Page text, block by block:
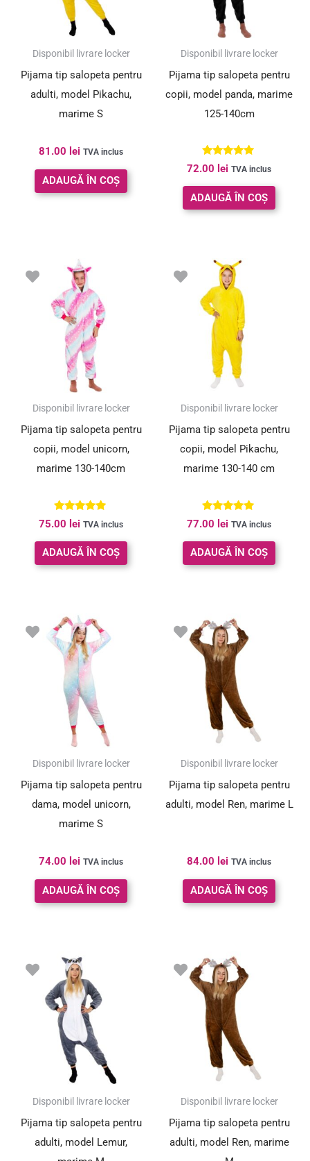
Disponibil livrare locker
Pijama tip salopeta pentru
adulti, model Pikachu,
marime S
81.00 lei TVA inclus
ADAUGĂ ÎN COȘ
Disponibil livrare locker
Pijama tip salopeta pentru
copii, model panda, marime
125-140cm
Evaluat la
5.00
din 5
72.00 lei TVA inclus
ADAUGĂ ÎN COȘ
Disponibil livrare locker
Pijama tip salopeta pentru
copii, model unicorn,
marime 130-140cm
Evaluat la
5.00
din 5
75.00 lei TVA inclus
ADAUGĂ ÎN COȘ
Disponibil livrare locker
Pijama tip salopeta pentru
copii, model Pikachu,
marime 130-140 cm
Evaluat la
5.00
din 5
77.00 lei TVA inclus
ADAUGĂ ÎN COȘ
Disponibil livrare locker
Pijama tip salopeta pentru
dama, model unicorn,
marime S
74.00 lei TVA inclus
ADAUGĂ ÎN COȘ
Disponibil livrare locker
Pijama tip salopeta pentru
adulti, model Ren, marime L
84.00 lei TVA inclus
ADAUGĂ ÎN COȘ
Disponibil livrare locker
Pijama tip salopeta pentru
adulti, model Lemur,
Disponibil livrare locker
Pijama tip salopeta pentru
adulti, model Ren, marime